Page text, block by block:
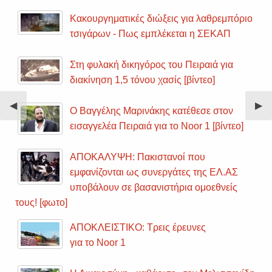
Previous
Slide
◀︎ ▶︎
Κακουργηματικές διώξεις για λαθρεμπόριο
τσιγάρων - Πως εμπλέκεται η ΣΕΚΑΠ
Στη φυλακή δικηγόρος του Πειραιά για
διακίνηση 1,5 τόνου χασίς [βίντεο]
Ο Βαγγέλης Μαρινάκης κατέθεσε στον
εισαγγελέα Πειραιά για το Noor 1 [βίντεο]
ΑΠΟΚΑΛΥΨΗ: Πακιστανοί που
εμφανίζονται ως συνεργάτες της ΕΛ.ΑΣ
υποβάλουν σε βασανιστήρια ομοεθνείς
τους! [φωτο]
ΑΠΟΚΛΕΙΣΤΙΚΟ: Τρεις έρευνες
για το Noor 1